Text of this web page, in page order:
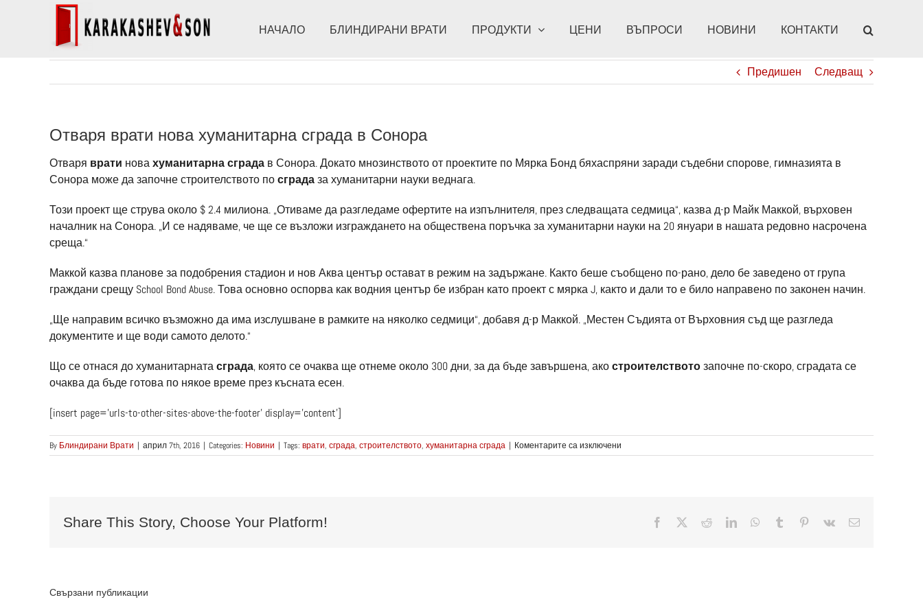
НАЧАЛО БЛИНДИРАНИ ВРАТИ ПРОДУКТИ ЦЕНИ ВЪПРОСИ НОВИНИ КОНТАКТИ
Предишен Следващ
Отваря врати нова хуманитарна сграда в Сонора
Отваря врати новахуманитарна сграда в Сонора. Докато мнозинството от проектите по Мярка Бонд бяхаспряни заради съдебни спорове, гимназията в
Сонора може да започне строителството посградаза хуманитарни науки веднага.
Този проект ще струва около $ 2.4 милиона. „Отиваме да разгледаме офертите на изпълнителя, през следващата седмица“, казва д-р Майк Маккой, върховен
началник на Сонора. „И се надяваме, че ще се възложи изграждането на обществена поръчка за хуманитарни науки на 20 януари в нашата редовно насрочена
среща.“
Маккой казва планове за подобрения стадион и нов Аква център остават в режим на задържане. Както беше съобщено по-рано, дело бе заведено от група
граждани срещу School Bond Abuse. Това основно оспорва как водния център бе избран като проект с мярка J, както и дали то е било направено по законен начин.
„Ще направим всичко възможно да има изслушване в рамките на няколко седмици“, добавя д-р Маккой. „Местен Съдията от Върховния съд ще разгледа
документите и ще води самото делото.“
Що се отнася до хуманитарнатасграда, която се очаква ще отнеме около 300 дни, за да бъде завършена, акостроителствотозапочне по-скоро, сградата се
очаква да бъде готова по някое време през късната есен.
[insert page=’urls-to-other-sites-above-the-footer’ display=’content’]
By Блиндирани Врати | април 7th, 2016 | Categories: Новини | Tags: врати, сграда, строителството, хуманитарна сграда | Коментарите са изключени
Отваря
Share This Story, Choose Your Platform! Facebook RedditLinkedInWhatsApp
Tumblr Pinterest
Vk
Електронна
Свързани публикации